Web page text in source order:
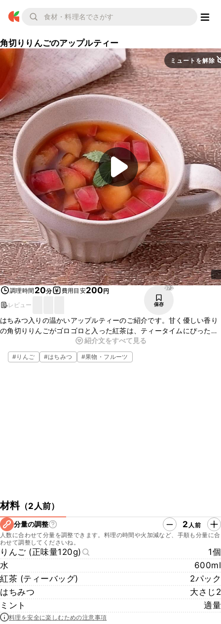
角切りりんごのアップルティー
ミュートを解除
調理時間 20分 費用目安200円
レビュー
972
保存
はちみつ入りの温かいアップルティーのご紹介です。甘く優しい香り
の角切りりんごがゴロゴロと入った紅茶は、ティータイムにぴったり
ですよ。今回ははちみつを入れていますが、お好みで甘さを調節し
て、お召し上がりくださいね。
紹介文をすべて見る
#りんご #はちみつ #果物・フルーツ
材料（2人前）
分量の調整 2 人前
人数に合わせて分量を調整できます。料理の時間や火加減など、手順も分量に合
わせて調整してくださいね。
りんご (正味量120g)
1個
水
600ml
紅茶 (ティーバッグ)
2パック
はちみつ
大さじ2
ミント
適量
料理を安全に楽しむための注意事項